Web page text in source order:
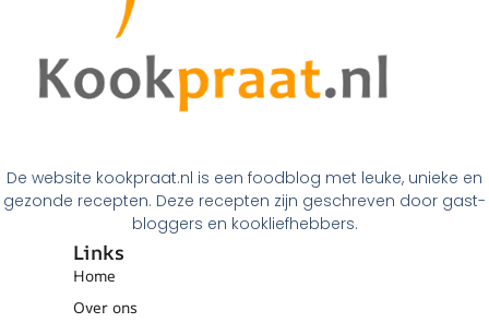
De website kookpraat.nl is een foodblog met leuke, unieke en
gezonde recepten. Deze recepten zijn geschreven door gast-
bloggers en kookliefhebbers.
Links
Home
Over ons